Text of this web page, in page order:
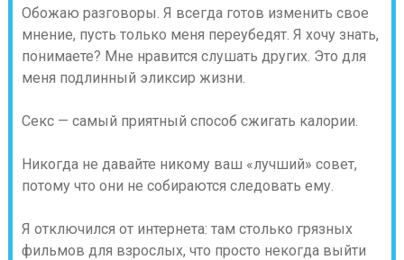
Обожаю разговоры. Я всегда готов изменить свое
мнение, пусть только меня переубедят. Я хочу знать,
понимаете? Мне нравится слушать других. Это для
меня подлинный эликсир жизни.
Секс — самый приятный способ сжигать калории.
Никогда не давайте никому ваш «лучший» совет,
потому что они не собираются следовать ему.
Я отключился от интернета: там столько грязных
фильмов для взрослых, что просто некогда выйти